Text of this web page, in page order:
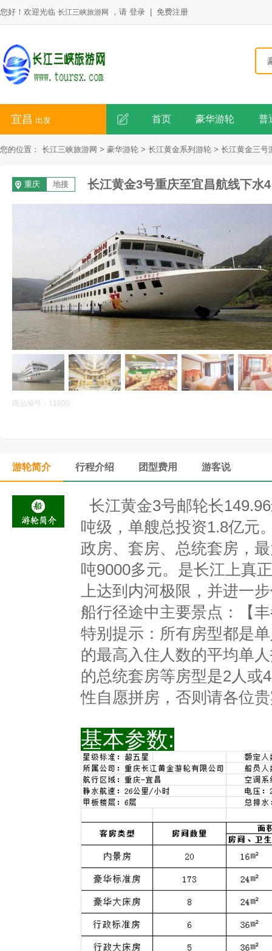
您好！欢迎光临 长江三峡旅游网 ，请 登录 免费注册
宜昌 出发 首页 豪华游轮 普
您的位置： 长江三峡旅游网 > 豪华游轮 > 长江黄金系列游轮 > 长江黄金三
重庆 地接 长江黄金3号重庆至宜昌航线下水
商品编号：11800
游轮简介 行程介绍 团型费用 游客说
长江黄金3号邮轮长
吨级，单艘总投资1.8亿元
政房、套房、总统套房，
吨9000多元。是长江上真
上达到内河极限，并进一
船行径途中主要景点：【
特别提示：所有房型都是
的最高入住人数的平均单
的总统套房等房型是2人或
性自愿拼房，否则请各位
基本参数: